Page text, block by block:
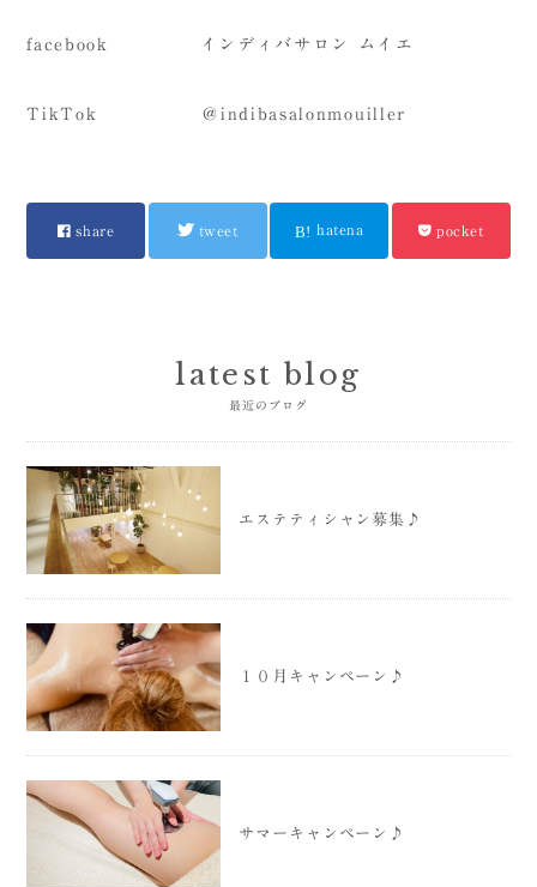
facebook インディバサロン ムイエ
TikTok ＠indibasalonmouiller
share tweet hatena pocket
latest blog
最近のブログ
エステティシャン募集♪
１０月キャンペーン♪
サマーキャンペーン♪